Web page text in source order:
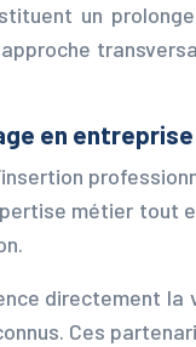
un
en
métier tout
directement la
Ces